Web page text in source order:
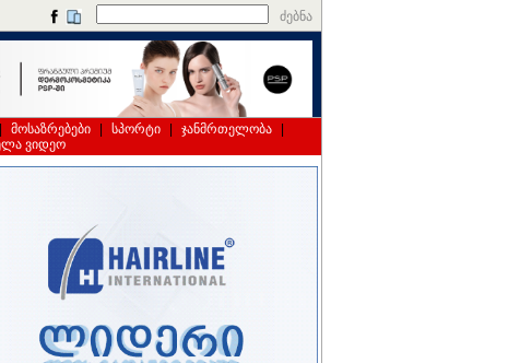
ძებნა
მოსაზრებები სპორტი ჯანმრთელობა
ვიდეო